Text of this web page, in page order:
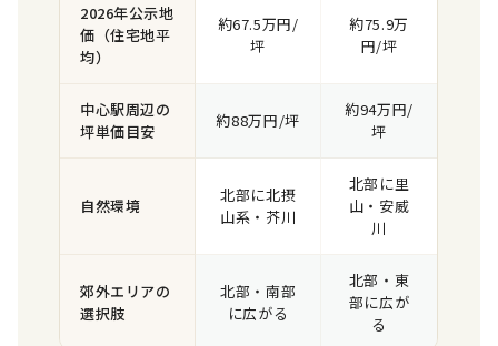
2026年公示地
価（住宅地平
均）
約67.5万円/
坪
約75.9万
円/坪
中心駅周辺の
坪単価目安
約88万円/坪
約94万円/
坪
自然環境
北部に北摂
山系・芥川
北部に里
山・安威
川
郊外エリアの
選択肢
北部・南部
に広がる
北部・東
部に広が
る